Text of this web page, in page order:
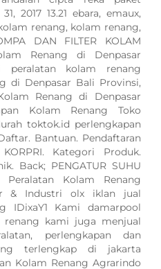
2017 13.21 ebara, emaux,
renang, kolam renang,
DAN FILTER KOLAM
Renang di Denpasar
peralatan kolam renang
di Denpasar Bali Provinsi,
Renang di Denpasar
Kolam Renang Toko
toktok.id perlengkapan
Bantuan. Pendaftaran
Kategori Produk.
Back; PENGATUR SUHU
Peralatan Kolam Renang
& Industri olx iklan jual
IDixaY1 Kami damarpool
kami juga menjual
perlengkapan dan
terlengkap di jakarta
Kolam Renang Agrarindo